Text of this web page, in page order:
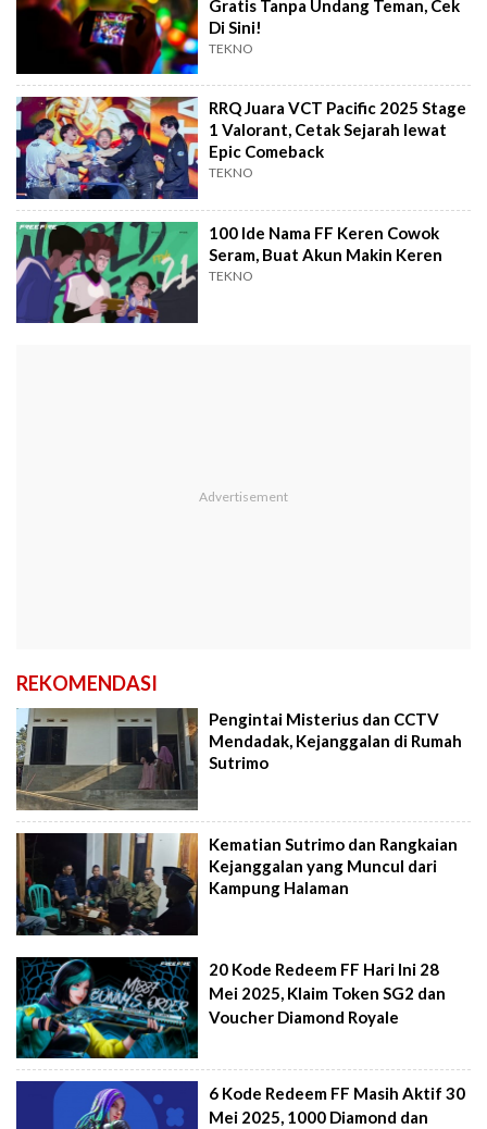
Gratis Tanpa Undang Teman, Cek
Di Sini!
TEKNO
RRQ Juara VCT Pacific 2025 Stage
1 Valorant, Cetak Sejarah lewat
Epic Comeback
TEKNO
100 Ide Nama FF Keren Cowok
Seram, Buat Akun Makin Keren
TEKNO
REKOMENDASI
Pengintai Misterius dan CCTV
Mendadak, Kejanggalan di Rumah
Sutrimo
Kematian Sutrimo dan Rangkaian
Kejanggalan yang Muncul dari
Kampung Halaman
20 Kode Redeem FF Hari Ini 28
Mei 2025, Klaim Token SG2 dan
Voucher Diamond Royale
6 Kode Redeem FF Masih Aktif 30
Mei 2025, 1000 Diamond dan